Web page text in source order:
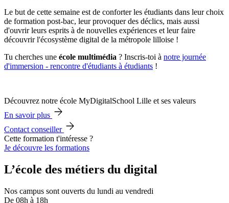
Le but de cette semaine est de conforter les étudiants dans leur choix
de formation post-bac, leur provoquer des déclics, mais aussi
d'ouvrir leurs esprits à de nouvelles expériences et leur faire
découvrir l'écosystème digital de la métropole lilloise !
Tu cherches une école multimédia ? Inscris-toi à notre journée
d'immersion - rencontre d'étudiants à étudiants !
Découvrez notre école MyDigitalSchool Lille et ses valeurs
En savoir plus
Contact conseiller
Cette formation t'intéresse ?
Je découvre les formations
L’école des métiers du digital
Nos campus sont ouverts du lundi au vendredi
De 08h à 18h